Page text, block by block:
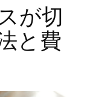
が切
と費